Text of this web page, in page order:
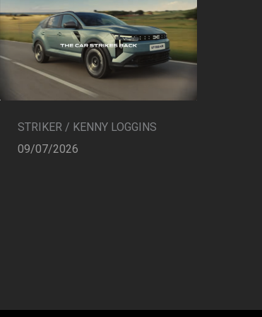
STRIKER / KENNY LOGGINS
09/07/2026